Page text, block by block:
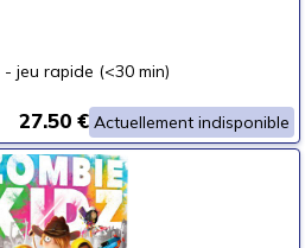
- jeu rapide (<30 min)
Actuellement indisponible
27.50 €